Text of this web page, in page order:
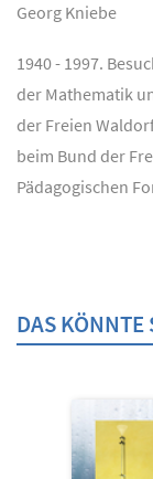
Georg Kniebe
1940 - 1997.
der Mathematik
der Freien
beim Bund der
Pädagogischen
DAS KÖNNTE